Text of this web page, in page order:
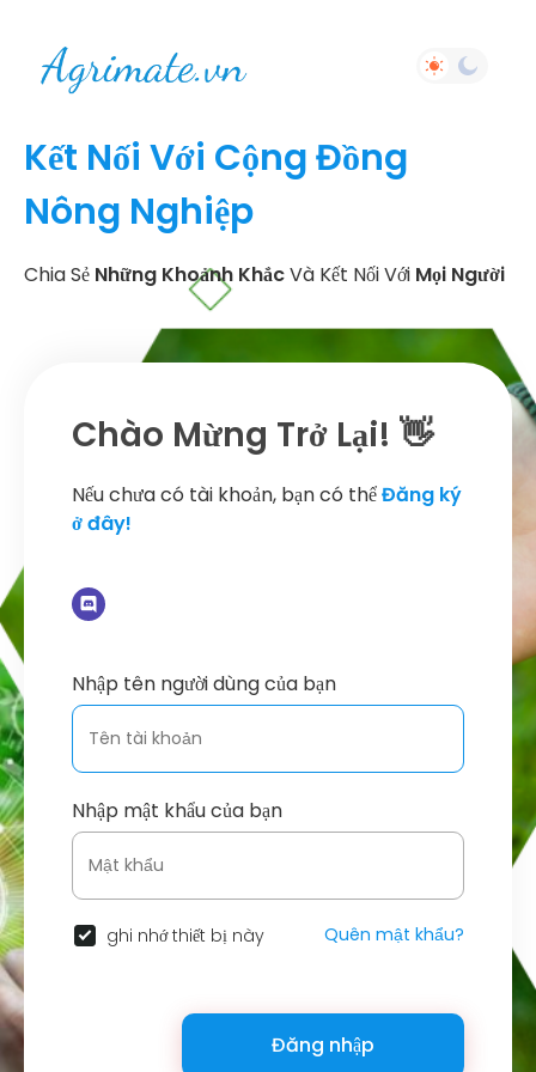
Kết Nối Với Cộng Đồng
Nông Nghiệp
Chia Sẻ Những Khoảnh KhắcVà Kết Nối Với Mọi Người
Chào Mừng Trở Lại! 👋
Nếu chưa có tài khoản, bạn có thểĐăng ký
ở đây!
Nhập tên người dùng của bạn
Nhập mật khẩu của bạn
ghi nhớ thiết bị này Quên mật khẩu?
Đăng nhập